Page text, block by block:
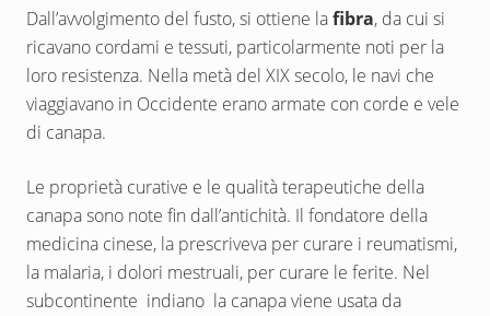
Dall’avvolgimento del fusto, si ottiene lafibra, da cui si
ricavano cordami e tessuti, particolarmente noti per la
loro resistenza. Nella metà del XIX secolo, le navi che
viaggiavano in Occidente erano armate con corde e vele
di canapa.
Le proprietà curative e le qualità terapeutiche della
canapa sono note fin dall’antichità. Il fondatore della
medicina cinese, la prescriveva per curare i reumatismi,
la malaria, i dolori mestruali, per curare le ferite. Nel
subcontinente indiano la canapa viene usata da